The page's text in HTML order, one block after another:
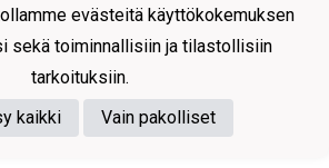
evästeitä käyttökokemuksen
sekä toiminnallisiin ja tilastollisiin
tarkoituksiin.
kaikki
Vain pakolliset